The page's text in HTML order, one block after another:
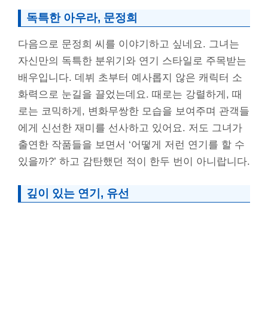
독특한 아우라, 문정희
다음으로 문정희 씨를 이야기하고 싶네요. 그녀는
자신만의 독특한 분위기와 연기 스타일로 주목받는
배우입니다. 데뷔 초부터 예사롭지 않은 캐릭터 소
화력으로 눈길을 끌었는데요. 때로는 강렬하게, 때
로는 코믹하게, 변화무쌍한 모습을 보여주며 관객들
에게 신선한 재미를 선사하고 있어요. 저도 그녀가
출연한 작품들을 보면서 ‘어떻게 저런 연기를 할 수
있을까?’ 하고 감탄했던 적이 한두 번이 아니랍니다.
깊이 있는 연기, 유선